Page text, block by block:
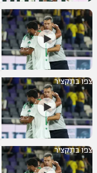
צפו בתקציר
צפו בתקציר